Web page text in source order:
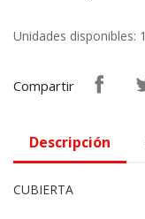
Unidades disponibles: 1
Compartir
Descripción
CUBIERTA